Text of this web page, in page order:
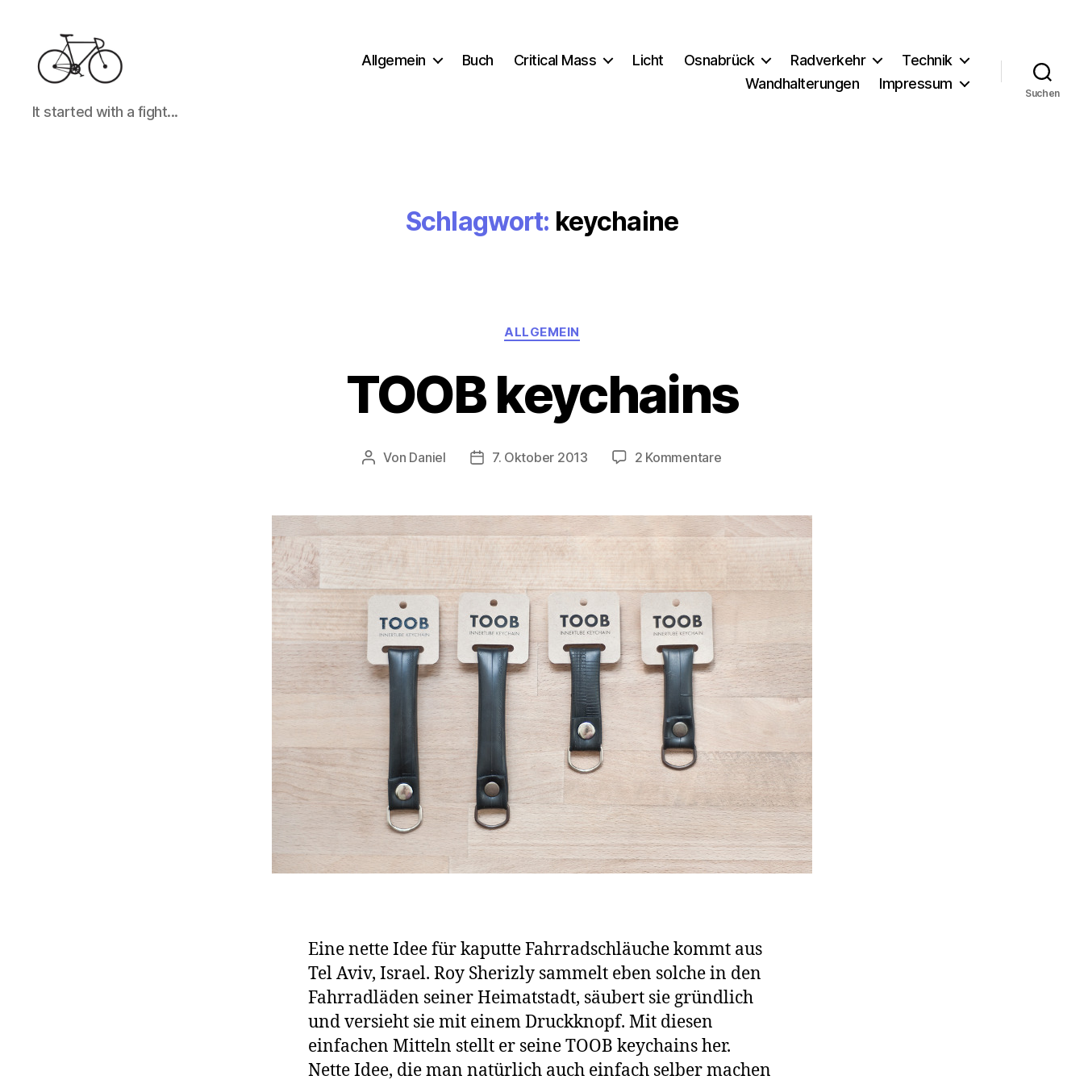
It
started
It started with a fight...
Allgemein Buch Critical Mass Licht Osnabrück Radverkehr
Technik
Wandhalterungen
Impressum
Suchen
Schlagwort: keychaine
Kategorien
ALLGEMEIN
TOOB keychains
Beitragsautor
Von Daniel Beitragsdatum
7. Oktober 2013 2 Kommentarezu
Eine nette Idee für kaputte Fahrradschläuche kommt aus
Tel Aviv, Israel. Roy Sherizly sammelt eben solche in den
Fahrradläden seiner Heimatstadt, säubert sie gründlich
und versieht sie mit einem Druckknopf. Mit diesen
einfachen Mitteln stellt er seine TOOB keychains her.
Nette Idee, die man natürlich auch einfach selber machen